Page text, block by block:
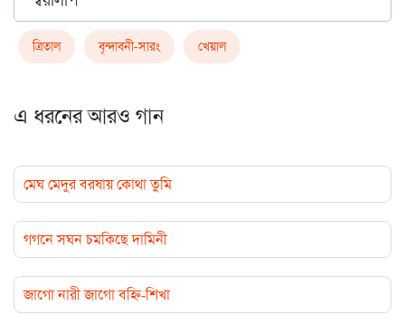
ত্রিতাল বৃন্দাবনী-সারং খেয়াল
এ ধরনের আরও গান
মেঘ মেদুর বরষায় কোথা তুমি
গগনে সঘন চমকিছে দামিনী
জাগো নারী জাগো বহ্নি-শিখা